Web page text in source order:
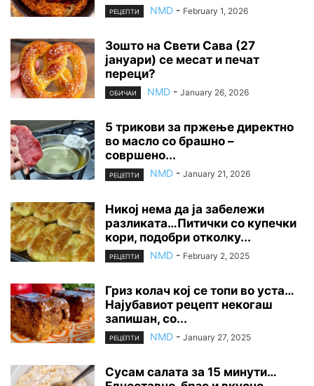
РЕЦЕПТИ NMD - February 1, 2026
Зошто на Свети Сава (27
јануари) се месат и печат
переци?
ОБИЧАИ NMD - January 26, 2026
5 трикови за пржење директно
во масло со брашно –
совршено...
РЕЦЕПТИ NMD - January 21, 2026
Никој нема да ја забележи
разликата…Питички со купечки
кори, подобри отколку...
РЕЦЕПТИ NMD - February 2, 2025
Гриз колач кој се топи во уста…
Најубавиот рецепт некогаш
запишан, со...
РЕЦЕПТИ NMD - January 27, 2025
Сусам салата за 15 минути…